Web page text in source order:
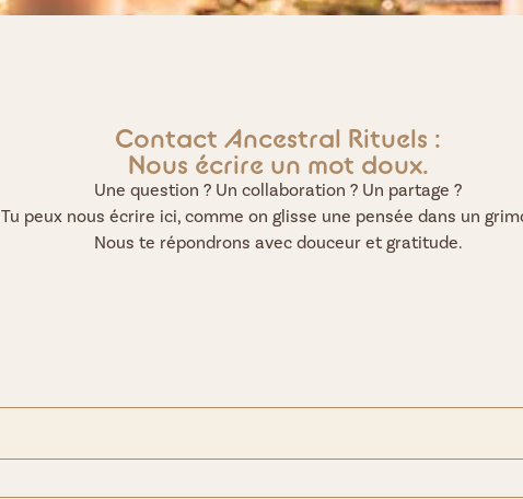
Contact Ancestral Rituels :
Nous écrire un mot doux.
Une question ? Un collaboration ? Un partage ?
Tu peux nous écrire ici, comme on glisse une pensée dans un
Nous te répondrons avec douceur et gratitude.